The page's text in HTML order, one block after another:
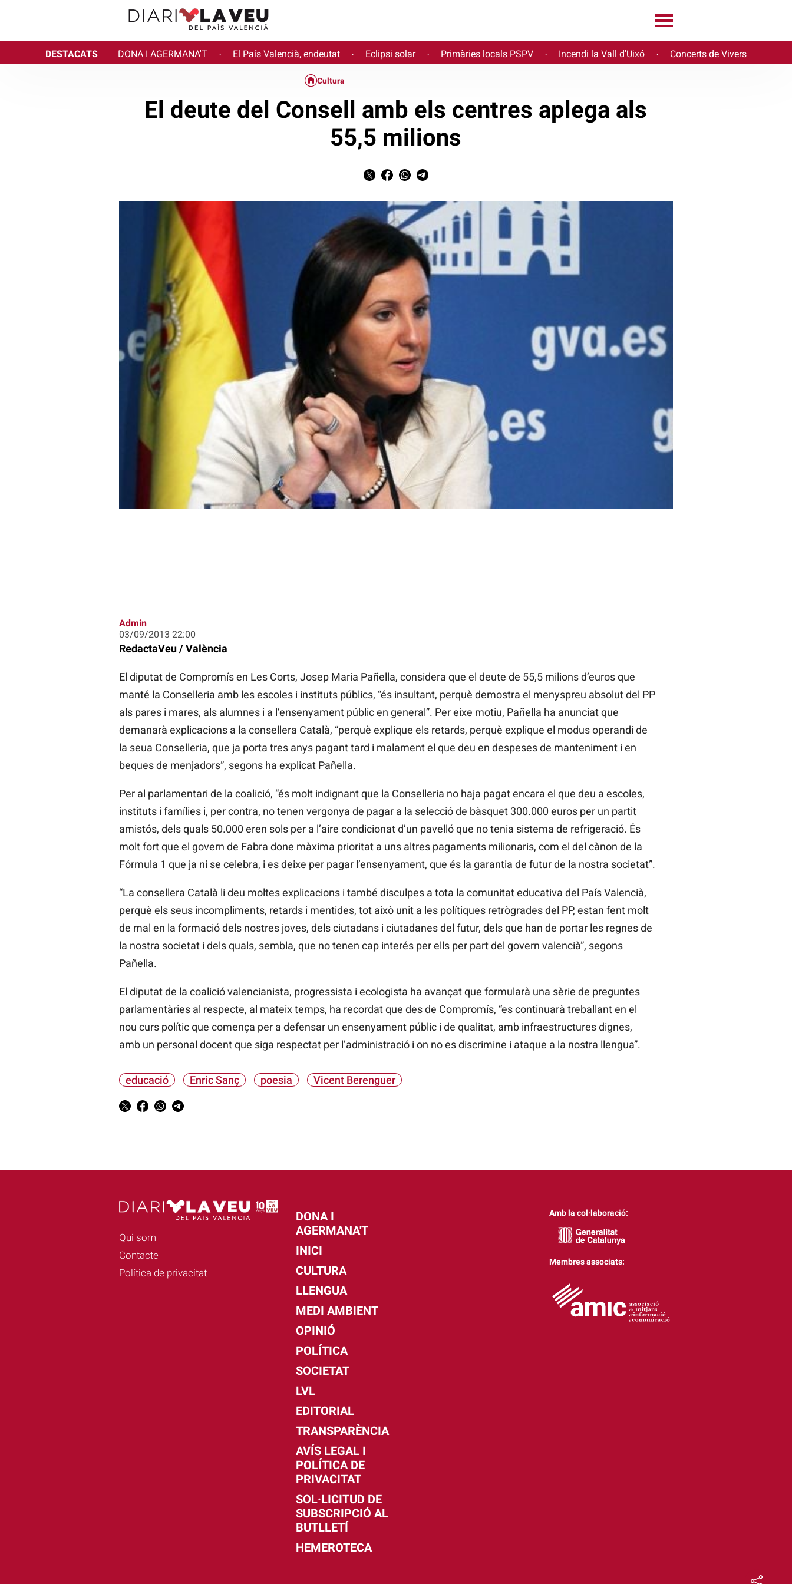
DESTACATS DONA I AGERMANA'T · El País Valencià, endeutat · Eclipsi solar · Primàries locals PSPV · Incendi la Vall d'Uixó · Concerts de Vivers
Cultura
El deute del Consell amb els centres aplega als
55,5 milions
Admin
03/09/2013 22:00
RedactaVeu / València
El diputat de Compromís en Les Corts, Josep Maria Pañella, considera que el deute de 55,5 milions d’euros que
manté la Conselleria amb les escoles i instituts públics, “és insultant, perquè demostra el menyspreu absolut del PP
als pares i mares, als alumnes i a l’ensenyament públic en general”. Per eixe motiu, Pañella ha anunciat que
demanarà explicacions a la consellera Català, “perquè explique els retards, perquè explique el modus operandi de
la seua Conselleria, que ja porta tres anys pagant tard i malament el que deu en despeses de manteniment i en
beques de menjadors”, segons ha explicat Pañella.
Per al parlamentari de la coalició, “és molt indignant que la Conselleria no haja pagat encara el que deu a escoles,
instituts i famílies i, per contra, no tenen vergonya de pagar a la selecció de bàsquet 300.000 euros per un partit
amistós, dels quals 50.000 eren sols per a l’aire condicionat d’un pavelló que no tenia sistema de refrigeració. És
molt fort que el govern de Fabra done màxima prioritat a uns altres pagaments milionaris, com el del cànon de la
Fórmula 1 que ja ni se celebra, i es deixe per pagar l’ensenyament, que és la garantia de futur de la nostra societat”.
“La consellera Català li deu moltes explicacions i també disculpes a tota la comunitat educativa del País Valencià,
perquè els seus incompliments, retards i mentides, tot això unit a les polítiques retrògrades del PP, estan fent molt
de mal en la formació dels nostres joves, dels ciutadans i ciutadanes del futur, dels que han de portar les regnes de
la nostra societat i dels quals, sembla, que no tenen cap interés per ells per part del govern valencià”, segons
Pañella.
El diputat de la coalició valencianista, progressista i ecologista ha avançat que formularà una sèrie de preguntes
parlamentàries al respecte, al mateix temps, ha recordat que des de Compromís, “es continuarà treballant en el
nou curs polític que comença per a defensar un ensenyament públic i de qualitat, amb infraestructures dignes,
amb un personal docent que siga respectat per l’administració i on no es discrimine i ataque a la nostra llengua”.
educació Enric Sanç poesia Vicent Berenguer
Qui som
Contacte
Política de privacitat
DONA I
AGERMANA'T
INICI
CULTURA
LLENGUA
MEDI AMBIENT
OPINIÓ
POLÍTICA
SOCIETAT
LVL
EDITORIAL
TRANSPARÈNCIA
AVÍS LEGAL I
POLÍTICA DE
PRIVACITAT
SOL·LICITUD DE
SUBSCRIPCIÓ AL
BUTLLETÍ
HEMEROTECA
Amb la col·laboració:
Membres associats: